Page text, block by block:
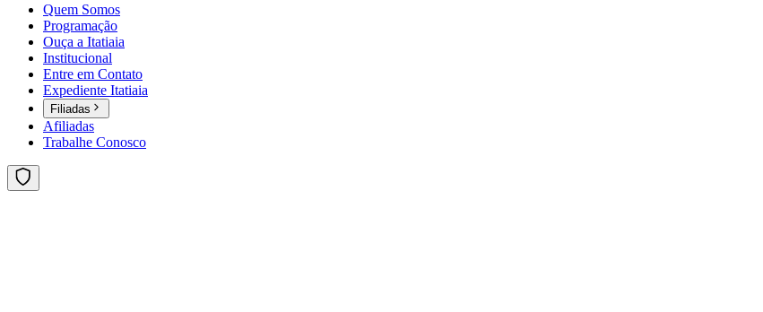
Quem Somos
Programação
Ouça a Itatiaia
Institucional
Entre em Contato
Expediente Itatiaia
Filiadas
Afiliadas
Trabalhe Conosco